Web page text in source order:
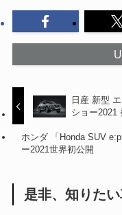
日産 新型
ショー2021
ホンダ 「Honda SUV
ー2021世界初公開
是非、知りた